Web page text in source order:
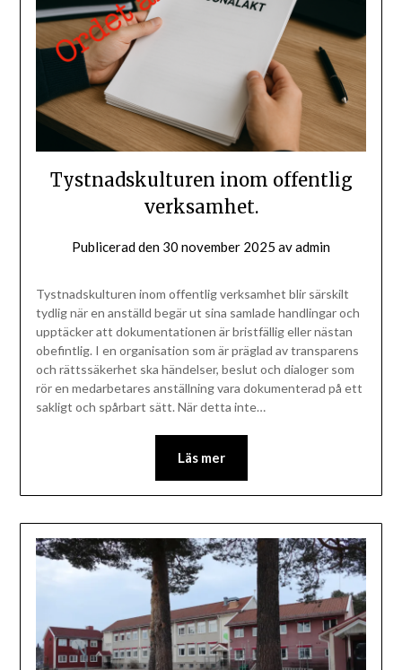
Tystnadskulturen inom offentlig
verksamhet.
Publicerad den 30 november 2025 avadmin
Tystnadskulturen inom offentlig verksamhet blir särskilt
tydlig när en anställd begär ut sina samlade handlingar och
upptäcker att dokumentationen är bristfällig eller nästan
obefintlig. I en organisation som är präglad av transparens
och rättssäkerhet ska händelser, beslut och dialoger som
rör en medarbetares anställning vara dokumenterad på ett
sakligt och spårbart sätt. När detta inte…
Läs mer